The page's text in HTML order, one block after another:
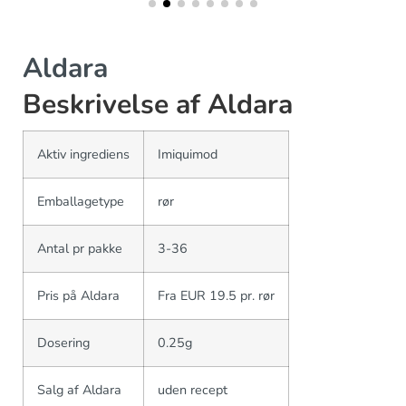
Aldara
Beskrivelse af Aldara
Aktiv ingrediens Imiquimod
Emballagetype rør
Antal pr pakke 3-36
Pris på Aldara Fra EUR 19.5 pr. rør
Dosering 0.25g
Salg af Aldara uden recept